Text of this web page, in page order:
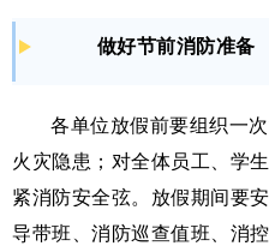
做好节前消防准备
各单位放假前要组织一
火灾隐患；对全体员工、学
紧消防安全弦。放假期间要
导带班、消防巡查值班、消